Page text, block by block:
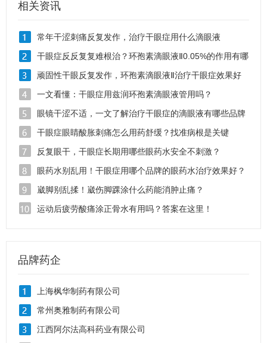
相关资讯
常年干涩刺痛反复发作，治疗干眼症用什么滴眼液
干眼症反反复复难根治？环孢素滴眼液Ⅱ0.05%的作用有哪
些
顽固性干眼反复发作，环孢素滴眼液Ⅱ治疗干眼症效果好
吗
一文看懂：干眼症用兹润环孢素滴眼液管用吗？
眼镜干涩不适，一文了解治疗干眼症的滴眼液有哪些品牌
干眼症眼睛酸胀刺痛怎么用药舒缓？找准病根是关键
反复眼干，干眼症长期用哪些眼药水安全不刺激？
眼药水别乱用！干眼症用哪个品牌的眼药水治疗效果好？
崴脚别乱揉！崴伤脚踝涂什么药能消肿止痛？
运动后疲劳酸痛涂正骨水有用吗？答案在这里！
品牌药企
上海枫华制药有限公司
常州奥雅制药有限公司
江西阿尔法高科药业有限公司